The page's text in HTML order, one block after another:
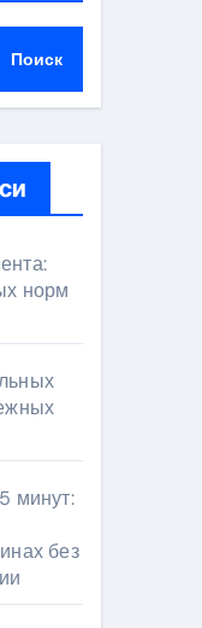
Поиск
норм
минут:
без